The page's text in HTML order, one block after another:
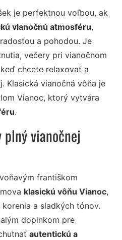
je perfektnou voľbou, ak
vianočnú atmosféru,
a pohodou. Je
večery pri vianočnom
chcete relaxovať a
Klasická vianočná vôňa je
Vianoc, ktorý vytvára
.
vianočnej
františkom
klasickú vôňu Vianoc,
a sladkých tónov.
doplnkom pre
autentickú a